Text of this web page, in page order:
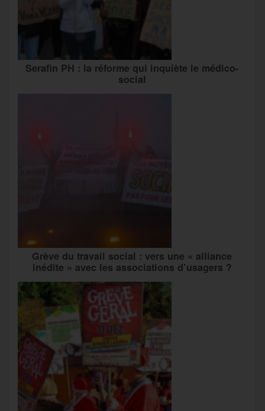
Serafin PH : la réforme qui inquiète le médico-
social
Grève du travail social : vers une « alliance
inédite » avec les associations d’usagers ?